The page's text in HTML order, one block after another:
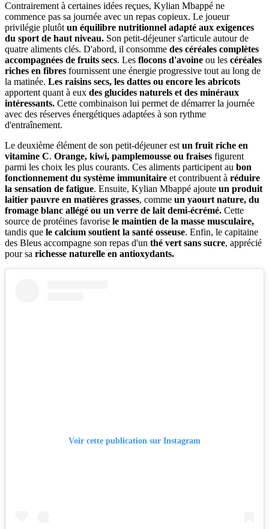
Contrairement à certaines idées reçues, Kylian Mbappé ne
commence pas sa journée avec un repas copieux. Le joueur
privilégie plutôt un équilibre nutritionnel adapté aux exigences
du sport de haut niveau. Son petit-déjeuner s'articule autour de
quatre aliments clés. D'abord, il consomme des céréales complètes
accompagnées de fruits secs. Les flocons d'avoine ou les céréales
riches en fibres fournissent une énergie progressive tout au long de
la matinée. Les raisins secs, les dattes ou encore les abricots
apportent quant à eux des glucides naturels et des minéraux
intéressants. Cette combinaison lui permet de démarrer la journée
avec des réserves énergétiques adaptées à son rythme
d'entraînement.
Le deuxième élément de son petit-déjeuner est un fruit riche en
vitamine C. Orange, kiwi, pamplemousse ou fraises figurent
parmi les choix les plus courants. Ces aliments participent au bon
fonctionnement du système immunitaire et contribuent à réduire
la sensation de fatigue. Ensuite, Kylian Mbappé ajoute un produit
laitier pauvre en matières grasses, comme un yaourt nature, du
fromage blanc allégé ou un verre de lait demi-écrémé. Cette
source de protéines favorise le maintien de la masse musculaire,
tandis que le calcium soutient la santé osseuse. Enfin, le capitaine
des Bleus accompagne son repas d'un thé vert sans sucre, apprécié
pour sa richesse naturelle en antioxydants.
Voir cette publication sur Instagram